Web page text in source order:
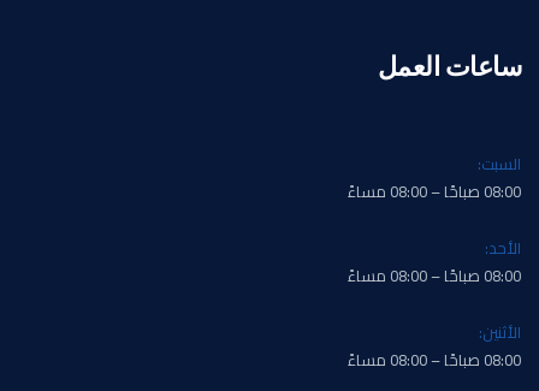
ساعات العمل
السبت:
08:00 صباحًا – 08:00 مساءً
الأحد:
08:00 صباحًا – 08:00 مساءً
الأثنين:
08:00 صباحًا – 08:00 مساءً